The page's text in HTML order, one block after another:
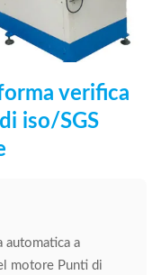
verifica
iso/SGS
automatica a
motore Punti di